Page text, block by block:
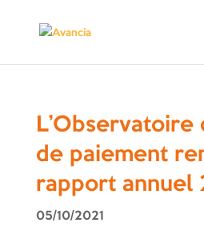
L’Observatoire
de paiement
rapport annuel
05/10/2021